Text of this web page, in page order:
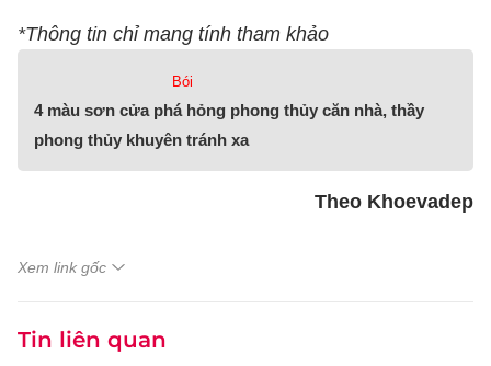
*Thông tin chỉ mang tính tham khảo
Bói
4 màu sơn cửa phá hỏng phong thủy căn nhà, thầy
phong thủy khuyên tránh xa
Theo Khoevadep
Xem link gốc
Tin liên quan